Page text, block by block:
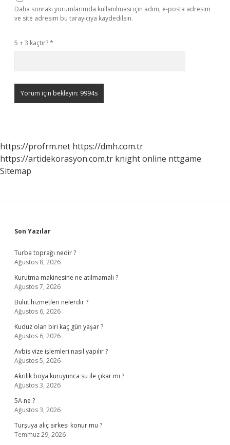
Daha sonraki yorumlarımda kullanılması için adım, e-posta adresim
ve site adresim bu tarayıcıya kaydedilsin.
5 + 3 kaçtır?*
https://profrm.net https://dmh.com.tr
https://artidekorasyon.com.tr knight online nttgame
Sitemap
Sidebar
Son Yazılar
Turba toprağı nedir ?
Ağustos 8, 2026
Kurutma makinesine ne atılmamalı ?
Ağustos 7, 2026
Bulut hizmetleri nelerdir ?
Ağustos 6, 2026
Kuduz olan biri kaç gün yaşar ?
Ağustos 6, 2026
Avbis vize işlemleri nasıl yapılır ?
Ağustos 5, 2026
Akrilik boya kuruyunca su ile çıkar mı ?
Ağustos 3, 2026
5A ne ?
Ağustos 3, 2026
Turşuya alıç sirkesi konur mu ?
Temmuz 29, 2026